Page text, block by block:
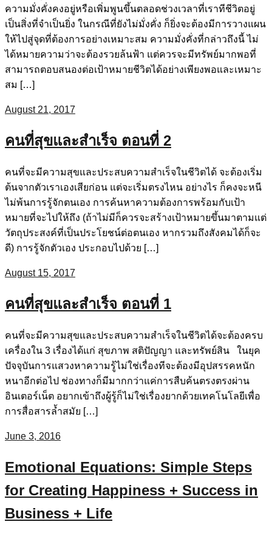
ความมั่งคั่งคงอยู่หรือเพิ่มพูนขึ้นตลอดช่วงเวลาที่เราทีชีวิตอยู่
เป็นสิ่งที่จำเป็นยิ่ง ในกรณีที่ยังไม่มั่งคั่ง ก็ยิ่งจะต้องมีการวางแผน
ให้ไปสู่จุดที่ต้องการอย่างเหมาะสม ความมั่งคั่งที่กล่าวถึงนี้ ไม่
ได้หมายความว่าจะต้องรวยล้นฟ้า แต่ควรจะมีทรัพย์มากพอที่
สามารถตอบสนองต่อเป้าหมายชีวิตได้อย่างเพียงพอและเหมาะ
สม […]
August 21, 2017
คนที่สุขและสำเร็จ ตอนที่ 2
คนที่จะมีความสุขและประสบความสำเร็จในชีวิตได้ จะต้องเริ่ม
ต้นจากตัวเราเองเสียก่อน แต่จะเริ่มตรงไหน อย่างไร ก็คงจะหนี
ไม่พ้นการรู้จักตนเอง การค้นหาความต้องการพร้อมกับเป้า
หมายที่จะไปให้ถึง (ถ้าไม่มีก็ควรจะสร้างเป้าหมายขึ้นมาตามแต่
วัตถุประสงค์ที่เป็นประโยชน์ต่อตนเอง หากรวมถึงสังคมได้ก็จะ
ดี) การรู้จักตัวเอง ประกอบไปด้วย […]
August 15, 2017
คนที่สุขและสำเร็จ ตอนที่ 1
คนที่จะมีความสุขและประสบความสำเร็จในชีวิตได้จะต้องครบ
เครื่องใน 3 เรื่องได้แก่ สุขภาพ สติปัญญา และทรัพย์สิน ในยุค
ปัจจุบันการแสวงหาความรู้ไม่ใช่เรื่องทีจะต้องมีอุปสรรคหนัก
หนาอีกต่อไป ช่องทางก็มีมากกว่าแค่การสืบค้นตรงตรงผ่าน
อินเตอร์เน็ต อยากเข้าถึงผู้รู้ก็ไม่ใช่เรื่องยากด้วยเทคโนโลยีเพื่อ
การสื่อสารล้ำสมัย […]
June 3, 2016
Emotional Equations: Simple Steps
for Creating Happiness + Success in
Business + Life